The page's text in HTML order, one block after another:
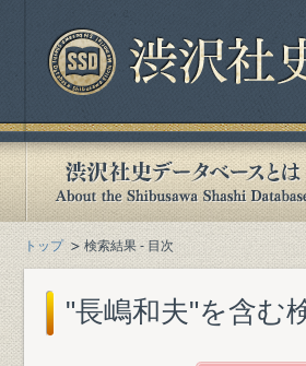
トップ 検索結果 - 目次
"長嶋和夫"を含む